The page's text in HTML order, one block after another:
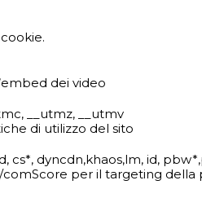
dei video
__utmz, __utmv
di utilizzo del sito
cs*, dyncdn,khaos,lm, id,
comScore per il targeting della